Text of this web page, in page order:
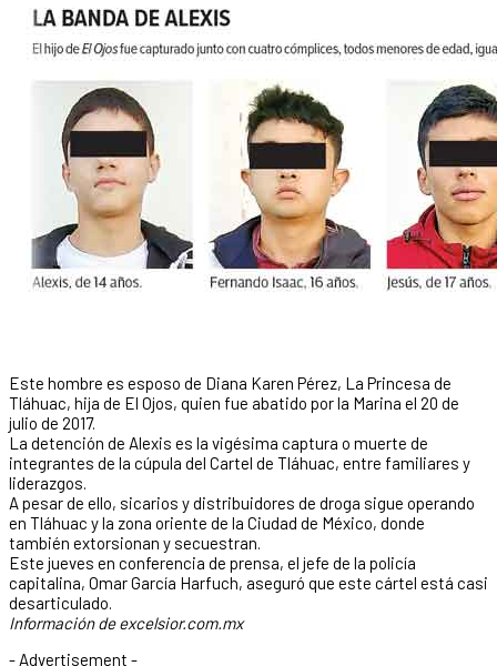
Este hombre es esposo de Diana Karen Pérez, La Princesa de
Tláhuac, hija de El Ojos, quien fue abatido por la Marina el 20 de
julio de 2017.
La detención de Alexis es la vigésima captura o muerte de
integrantes de la cúpula del Cartel de Tláhuac, entre familiares y
liderazgos.
A pesar de ello, sicarios y distribuidores de droga sigue operando
en Tláhuac y la zona oriente de la Ciudad de México, donde
también extorsionan y secuestran.
Este jueves en conferencia de prensa, el jefe de la policía
capitalina, Omar García Harfuch, aseguró que este cártel está casi
desarticulado.
Información de excelsior.com.mx
- Advertisement -